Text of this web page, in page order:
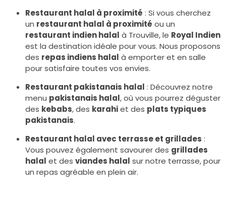
Restaurant halal à proximité : Si vous cherchez
un restaurant halal à proximité ou un
restaurant indien halal à Trouville, le Royal Indien
est la destination idéale pour vous. Nous proposons
des repas indiens halal à emporter et en salle
pour satisfaire toutes vos envies.
Restaurant pakistanais halal : Découvrez notre
menu pakistanais halal, où vous pourrez déguster
des kebabs, des karahiet des plats typiques
pakistanais.
Restaurant halal avec terrasse et grillades :
Vous pouvez également savourer des grillades
halal et des viandes halal sur notre terrasse, pour
un repas agréable en plein air.